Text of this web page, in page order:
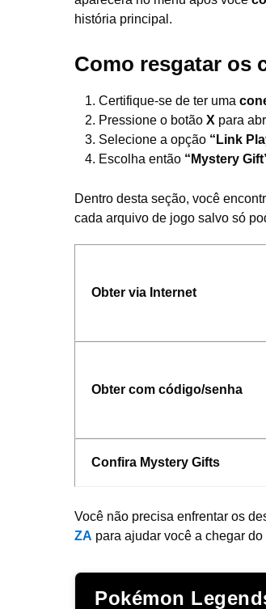
história principal.
Como resgatar os
Certifique-se de ter uma
Pressione o botão X para
Selecione a opção “Link
Escolha então “Mystery
Dentro desta seção, você
cada arquivo de jogo salvo só
Obter via Internet
Obter com código/senha
Confira Mystery Gifts
Você não precisa enfrentar os
ZA para ajudar você a chegar
Pokémon